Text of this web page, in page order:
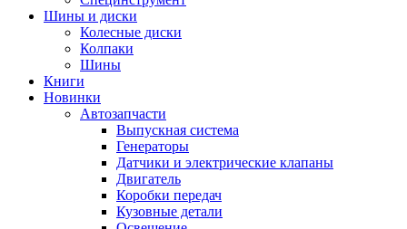
Шины и диски
Колесные диски
Колпаки
Шины
Книги
Новинки
Автозапчасти
Выпускная система
Генераторы
Датчики и электрические клапаны
Двигатель
Коробки передач
Кузовные детали